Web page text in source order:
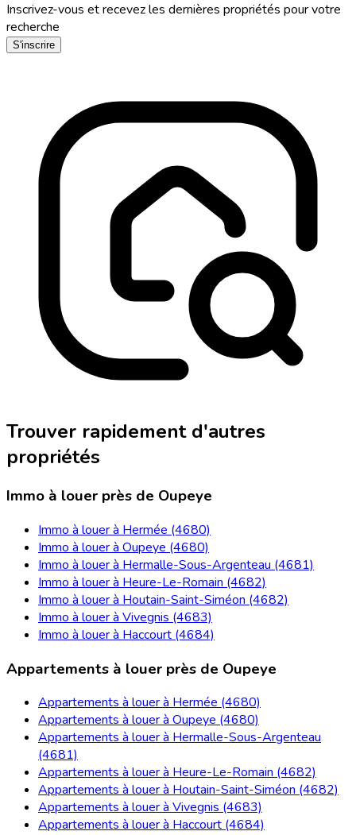
Inscrivez-vous et recevez les dernières propriétés pour votre
recherche
S'inscrire
Trouver rapidement d'autres
propriétés
Immo à louer près de Oupeye
Immo à louer à Hermée (4680)
Immo à louer à Oupeye (4680)
Immo à louer à Hermalle-Sous-Argenteau (4681)
Immo à louer à Heure-Le-Romain (4682)
Immo à louer à Houtain-Saint-Siméon (4682)
Immo à louer à Vivegnis (4683)
Immo à louer à Haccourt (4684)
Appartements à louer près de Oupeye
Appartements à louer à Hermée (4680)
Appartements à louer à Oupeye (4680)
Appartements à louer à Hermalle-Sous-Argenteau
(4681)
Appartements à louer à Heure-Le-Romain (4682)
Appartements à louer à Houtain-Saint-Siméon (4682)
Appartements à louer à Vivegnis (4683)
Appartements à louer à Haccourt (4684)